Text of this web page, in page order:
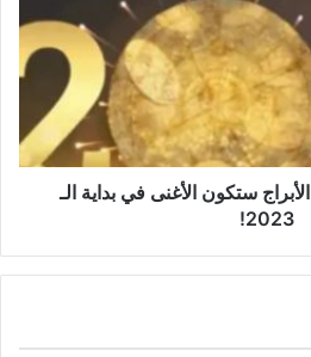
ستكون الأغنى في بداية الـ
2023!